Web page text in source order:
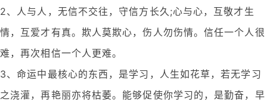
2、人与人，无信不交往，守信方长久;心与心，互敬才生
情，互爱才有真。欺人莫欺心，伤人勿伤情。信任一个人很
难，再次相信一个人更难。
3、命运中最核心的东西，是学习，人生如花草，若无学习
之浇灌，再艳丽亦将枯萎。能够促使你学习的，是勤奋，早